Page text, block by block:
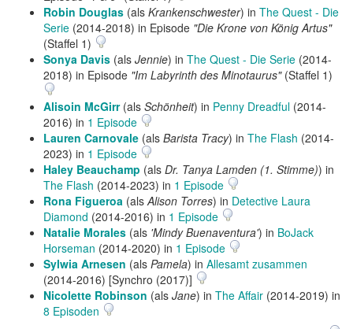
Robin Douglas (als Krankenschwester) in The Quest - Die
Serie (2014-2018) in Episode "Die Krone von König Artus"
(Staffel 1)
Sonya Davis (als Jennie) in The Quest - Die Serie (2014-
2018) in Episode "Im Labyrinth des Minotaurus"(Staffel 1)
Alisoin McGirr(als Schönheit) in Penny Dreadful (2014-
2016) in 1 Episode
Lauren Carnovale (als Barista Tracy) in The Flash (2014-
2023) in 1 Episode
Haley Beauchamp (als Dr. Tanya Lamden (1. Stimme)) in
The Flash (2014-2023) in 1 Episode
Rona Figueroa (alsAlison Torres) in Detective Laura
Diamond (2014-2016) in 1 Episode
Natalie Morales (als 'Mindy Buenaventura') in BoJack
Horseman (2014-2020) in 1 Episode
Sylwia Arnesen (als Pamela) in Allesamt zusammen
(2014-2016) [Synchro (2017)]
Nicolette Robinson (als Jane) in The Affair (2014-2019) in
8 Episoden